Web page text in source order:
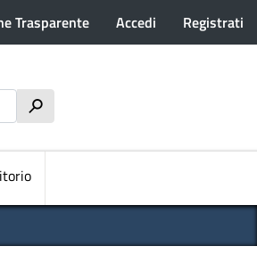
Trasparente Accedi Registrati
h